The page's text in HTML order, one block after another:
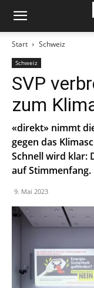
Start Schweiz
Schweiz
SVP
zum
«direkt» nimmt
gegen das
Schnell wird klar:
auf Stimmenfang.
9. Mai 2023
Bleiben Sie auf
abonnieren Sie
o
r
n
a
m
e
N
a
c
n
a
m
e
-
a
P
Indem Du Dich zum
zu, dass die SP Dich
dazu
hier.